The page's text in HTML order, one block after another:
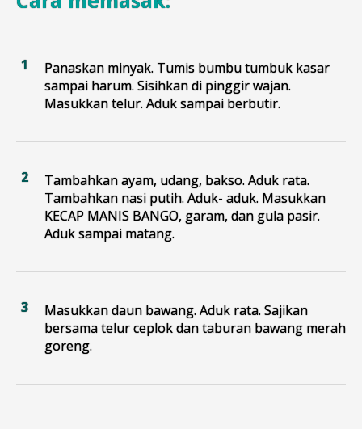
Panaskan minyak. Tumis bumbu tumbuk kasar
sampai harum. Sisihkan di pinggir wajan.
Masukkan telur. Aduk sampai berbutir.
Tambahkan ayam, udang, bakso. Aduk rata.
Tambahkan nasi putih. Aduk- aduk. Masukkan
KECAP MANIS BANGO, garam, dan gula pasir.
Aduk sampai matang.
Masukkan daun bawang. Aduk rata. Sajikan
bersama telur ceplok dan taburan bawang merah
goreng.